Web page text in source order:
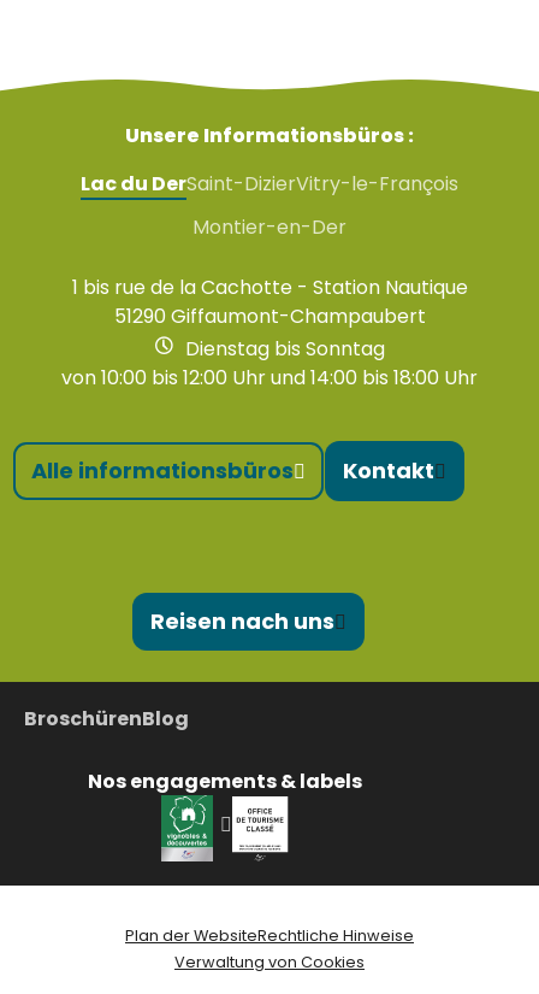
Unsere Informationsbüros :
Lac du DerSaint-DizierVitry-le-François
Montier-en-Der
1 bis rue de la Cachotte - Station Nautique
51290 Giffaumont-Champaubert
Dienstag bis Sonntag
von 10:00 bis 12:00 Uhr und 14:00 bis 18:00 Uhr
Alle informationsbüros Kontakt
Reisen nach uns
BroschürenBlog
Nos engagements & labels
Plan der WebsiteRechtliche Hinweise
Verwaltung von Cookies